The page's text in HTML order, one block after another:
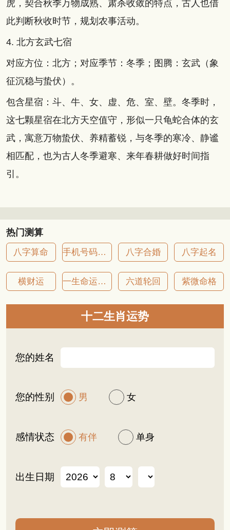
虎，契合秋季万物成熟、肃杀收敛的特点，古人也借
此判断秋收时节，规划农事活动。
4. 北方玄武七宿
对应方位：北方；对应季节：冬季；图腾：玄武（象
征沉稳与蛰伏）。
包含星宿：斗、牛、女、虚、危、室、壁。冬季时，
这七颗星宿在北方天空值守，形似一只龟蛇合体的玄
武，寓意万物蛰伏、养精蓄锐，与冬季的寒冷、静谧
相匹配，也为古人冬季避寒、来年春耕做好时间指
引。
热门测算
八字算命 手机号码吉凶 八字合婚 八字起名
横财运 一生命运详批 六道轮回 紫微命格
十二生肖运势
您的姓名
您的性别 男 女
感情状态 有伴 单身
出生日期